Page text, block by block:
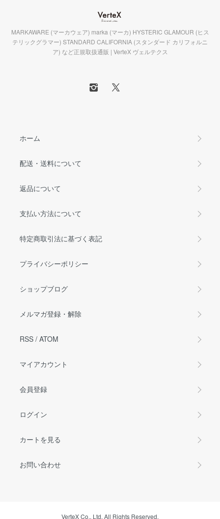
MARKAWARE (マーカウェア) marka (マーカ) HYSTERIC GLAMOUR (ヒス
テリックグラマー) STANDARD CALIFORNIA (スタンダード カリフォルニ
ア) など正規取扱通販 | VerteX ヴェルテクス
ホーム
配送・送料について
返品について
支払い方法について
特定商取引法に基づく表記
プライバシーポリシー
ショップブログ
メルマガ登録・解除
RSS / ATOM
マイアカウント
会員登録
ログイン
カートを見る
お問い合わせ
VerteX Co., Ltd. All Rights Reserved.